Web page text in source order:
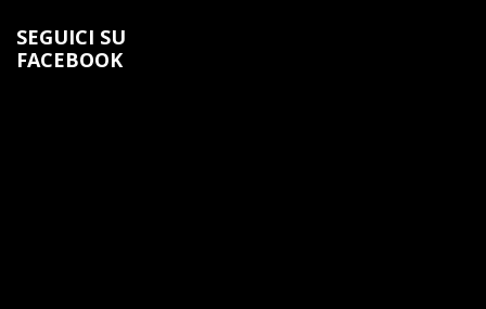
SEGUICI SU
FACEBOOK